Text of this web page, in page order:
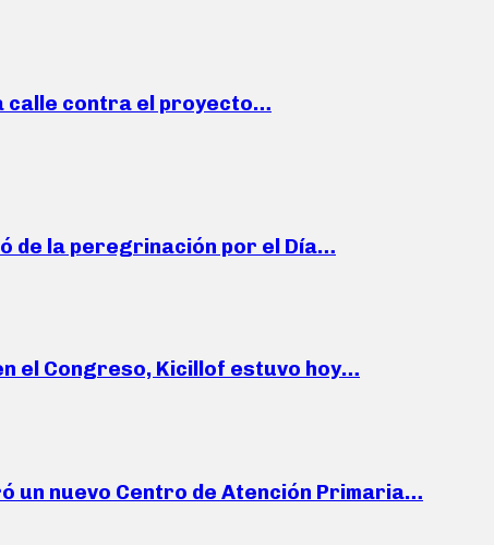
calle contra el proyecto…
de la peregrinación por el Día…
el Congreso, Kicillof estuvo hoy…
un nuevo Centro de Atención Primaria…